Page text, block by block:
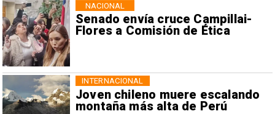
Senado envía cruce Campillai-
Flores a Comisión de Ética
NACIONAL
Joven chileno muere escalando
montaña más alta de Perú
INTERNACIONAL